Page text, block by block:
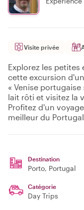
Visite privée
Explorez les petites
cette excursion
« Venise
lait rôti et visitez la
Profitez d'un
meilleur du
Destination
Porto, Portugal
Catégorie
Day Trips